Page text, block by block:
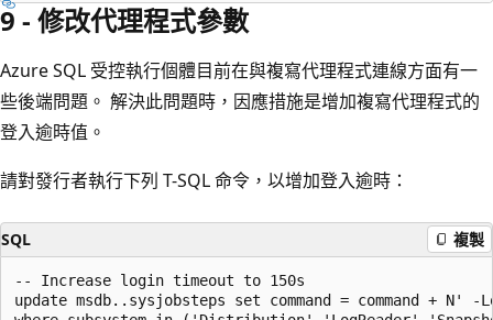
9 - 修改代理程式參數
Azure SQL 受控執行個體目前在與複寫代理程式連線方面有一
些後端問題。 解決此問題時，因應措施是增加複寫代理程式的
登入逾時值。
請對發行者執行下列 T-SQL 命令，以增加登入逾時：
SQL 複製
-- Increase login timeout to 150s
update msdb..sysjobsteps set command = command + N' -